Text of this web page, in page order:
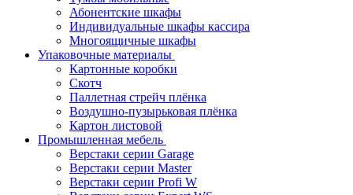
Абонентские шкафы
Индивидуальные шкафы кассира
Многоящичные шкафы
Упаковочные материалы
Картонные коробки
Скотч
Паллетная стрейч плёнка
Воздушно-пузырьковая плёнка
Картон листовой
Промышленная мебель
Верстаки серии Garage
Верстаки серии Master
Верстаки серии Profi W